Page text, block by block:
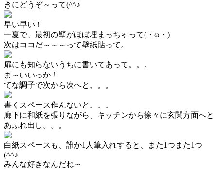
きにどうぞ～って(^^♪
早い早い！
一夏で、最初の壁がほぼ埋まっちゃって(・ω・)
次はココだ～～～って壁紙貼って。
扉にも知らないうちに書いてあって。。。
ま～いいっか！
てな調子で次から次へと。。。
書くスペース作んないと。。。
廊下に和紙を張りながら、キッチンから徐々に玄関方面へと
あふれ出し。。。
白紙スペースも、誰か1人筆入れすると、また1つまた1つ
(^^♪
みんな好きなんだね～